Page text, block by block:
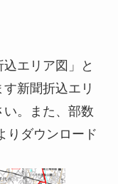
エリア図」と
す新聞折込エリ
。また、部数
りダウンロード